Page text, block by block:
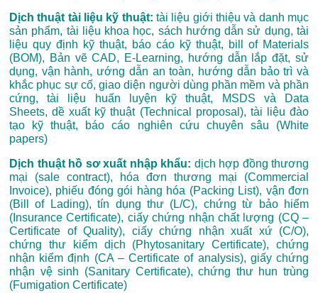
Dịch thuật tài liệu kỹ thuật: tài liệu giới thiệu và danh mục
sản phẩm, tài liệu khoa học, sách hướng dẫn sử dụng, tài
liệu quy định kỹ thuật, báo cáo kỹ thuật, bill of Materials
(BOM), Bản vẽ CAD, E-Learning, hướng dẫn lắp đặt, sử
dụng, vận hành, ướng dẫn an toàn, hướng dẫn bảo trì và
khắc phục sự cố, giao diện người dùng phần mềm và phần
cứng, tài liệu huấn luyện kỹ thuật, MSDS và Data
Sheets, dề xuất kỹ thuật (Technical proposal), tài liệu đào
tạo kỹ thuật, báo cáo nghiên cứu chuyên sâu (White
papers)
Dịch thuật hồ sơ xuất nhập khẩu: dịch hợp đồng thương
mại (sale contract), hóa đơn thương mại (Commercial
Invoice), phiếu đóng gói hàng hóa (Packing List), vận đơn
(Bill of Lading), tín dụng thư (L/C), chứng từ bảo hiểm
(Insurance Certificate), ciấy chứng nhận chất lượng (CQ –
Certificate of Quality), ciấy chứng nhận xuất xứ (C/O),
chứng thư kiểm dịch (Phytosanitary Certificate), chứng
nhận kiểm định (CA – Certificate of analysis), giấy chứng
nhận vệ sinh (Sanitary Certificate), chứng thư hun trùng
(Fumigation Certificate)